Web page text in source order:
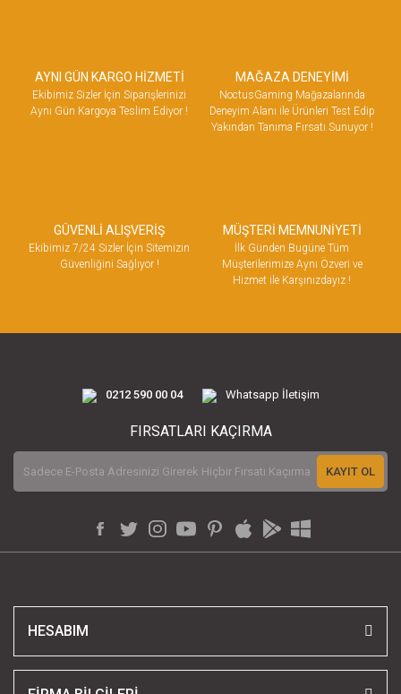
AYNI GÜN KARGO HİZMETİ
Ekibimiz Sizler İçin Siparişlerinizi
Aynı Gün Kargoya Teslim Ediyor !
MAĞAZA DENEYİMİ
NoctusGaming Mağazalarında
Deneyim Alanı ile Ürünleri Test Edip
Yakından Tanıma Fırsatı Sunuyor !
GÜVENLİ ALIŞVERİŞ
Ekibimiz 7/24 Sizler İçin Sitemizin
Güvenliğini Sağlıyor !
MÜŞTERİ MEMNUNİYETİ
İlk Günden Bugüne Tüm
Müşterilerimize Aynı Özveri ve
Hizmet ile Karşınızdayız !
0212 590 00 04 Whatsapp İletişim
FIRSATLARI KAÇIRMA
KAYIT OL
HESABIM